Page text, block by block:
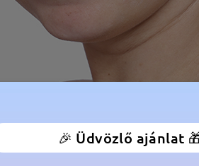
🎉 Üdvözlő ajánlat